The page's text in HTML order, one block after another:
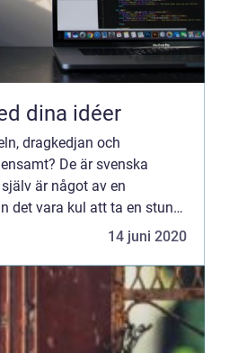
dina idéer
dragkedjan och
De är svenska
är något av en
det vara kul att ta en stund
ursprung. Vilka behov v...
14 juni 2020